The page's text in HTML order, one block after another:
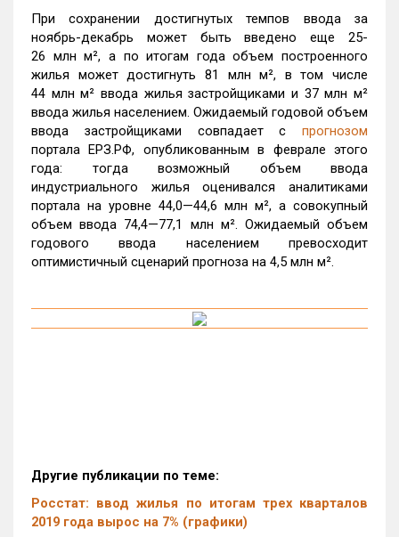
При сохранении достигнутых темпов ввода за
ноябрь-декабрь может быть введено еще 25-
26 млн м², а по итогам года объем построенного
жилья может достигнуть 81 млн м², в том числе
44 млн м² ввода жилья застройщиками и 37 млн м²
ввода жилья населением. Ожидаемый годовой объем
ввода застройщиками совпадает с прогнозом
портала ЕРЗ.РФ, опубликованным в феврале этого
года: тогда возможный объем ввода
индустриального жилья оценивался аналитиками
портала на уровне 44,0—44,6 млн м², а совокупный
объем ввода 74,4—77,1 млн м². Ожидаемый объем
годового ввода населением превосходит
оптимистичный сценарий прогноза на 4,5 млн м².
Другие публикации по теме:
Росстат: ввод жилья по итогам трех кварталов
2019 года вырос на 7% (графики)